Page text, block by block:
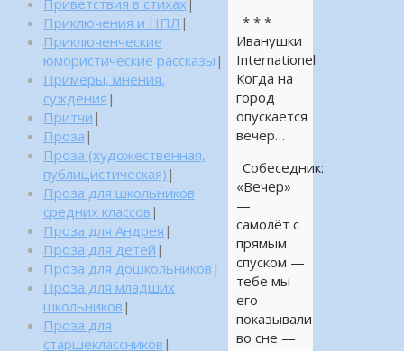
* * *
Иванушки
Internationel
Когда на
город
опускается
вечер…
Собеседник:
«Вечер»
—
самолёт с
прямым
спуском —
тебе мы
его
показывали
во сне —
Приветствия в стихах
Приключения и НПЛ |
Приключенческие
юмористические рассказы |
Примеры, мнения,
суждения |
Притчи |
Проза |
Проза (художественная,
публицистическая) |
Проза для школьников
средних классов |
Проза для Андрея |
Проза для детей |
Проза для дошкольников |
Проза для младших
школьников |
Проза для
старшеклассников |